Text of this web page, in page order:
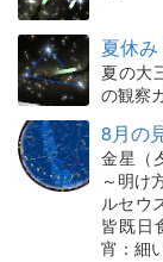
夏休
夏の大
の観察
8月の
金星（
～明け
ルセウ
皆既日
宵：細